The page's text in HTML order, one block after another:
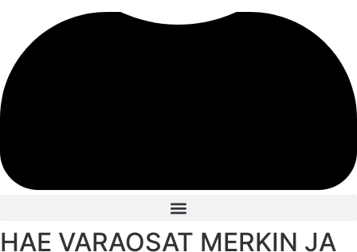
HAE VARAOSAT MERKIN JA